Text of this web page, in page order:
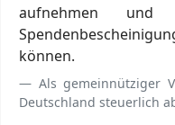
aufnehmen
können.
Als gemeinnütziger
Deutschland steuerlich